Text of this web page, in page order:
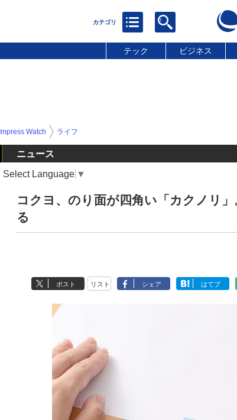
テック ビジネス
Impress Watch ライフ
ニュース
Select Language ▼
コクヨ、のり面が四角い「カクノリ
る
ポスト リスト シェア はてブ